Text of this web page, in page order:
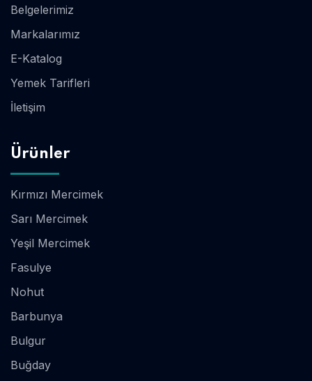
Belgelerimiz
Markalarımız
E-Katalog
Yemek Tarifleri
İletişim
Ürünler
Kırmızı Mercimek
Sarı Mercimek
Yeşil Mercimek
Fasulye
Nohut
Barbunya
Bulgur
Buğday